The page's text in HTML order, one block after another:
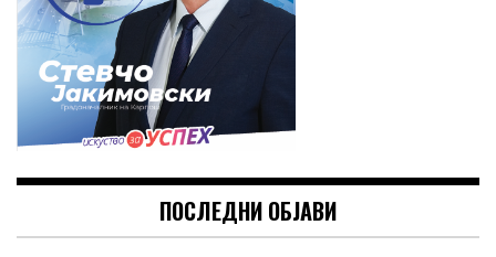
ПОСЛЕДНИ ОБЈАВИ